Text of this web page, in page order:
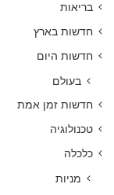
בריאות
חדשות בארץ
חדשות היום
בעולם
חדשות זמן אמת
טכנולוגיה
כלכלה
מניות